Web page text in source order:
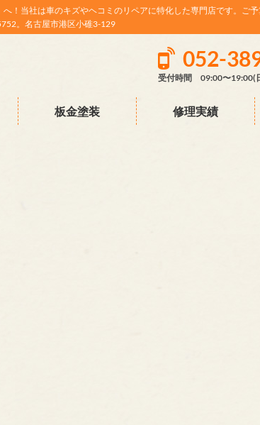
！当社は車のキズやヘコミのリペアに特化した専門店です。ご
。名古屋市港区小碓3-129
052-
受付時間 09:00〜19:00(
板金塗装 修理実績